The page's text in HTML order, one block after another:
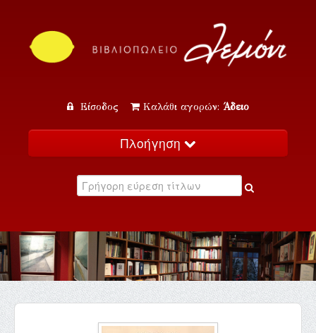
Είσοδος Καλάθι αγορών: Άδειο
Πλοήγηση
Κατάλογος
Εκδηλώσεις
Επικοινωνία